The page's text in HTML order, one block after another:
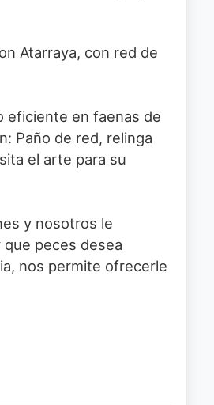
Atarraya, con red de
eficiente en faenas de
Paño de red, relinga
el arte para su
y nosotros le
peces desea
nos permite ofrecerle